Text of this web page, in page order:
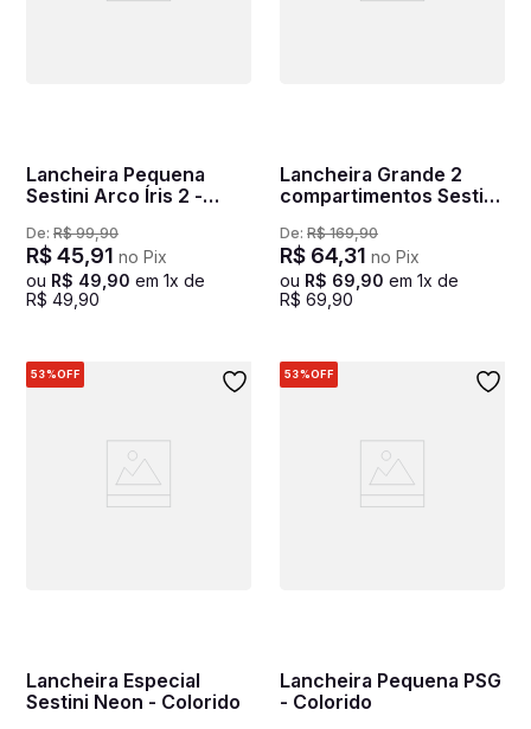
Lancheira Pequena
Sestini Arco Íris 2 -
De: R$ 99,90
R$45,91 no Pix
ou R$ 49,90 em 1x de
R$ 49,90
Lancheira Grande 2
compartimentos Sestini
De: R$ 169,90
R$ 64,31 no Pix
ou R$ 69,90 em 1x de
R$ 69,90
53%OFF
Lancheira Especial
Sestini Neon - Colorido
53%OFF
Lancheira Pequena PSG
- Colorido